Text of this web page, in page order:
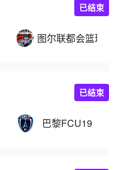
图尔联都会篮球
已结束
巴黎FCU19
已结束